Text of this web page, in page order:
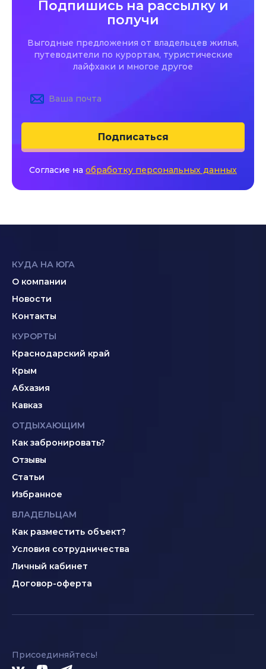
Подпишись на рассылку и
получи
Выгодные предложения от владельцев жилья,
путеводители по курортам, туристические
лайфхаки и многое другое
Подписаться
Согласие на обработку персональных данных
КУДА НА ЮГА
О компании
Новости
Контакты
КУРОРТЫ
Краснодарский край
Крым
Абхазия
Кавказ
ОТДЫХАЮЩИМ
Как забронировать?
Отзывы
Статьи
Избранное
ВЛАДЕЛЬЦАМ
Как разместить объект?
Условия сотрудничества
Личный кабинет
Договор-оферта
Присоединяйтесь!